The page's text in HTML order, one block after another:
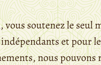
vous soutenez le seul
et pour
nous